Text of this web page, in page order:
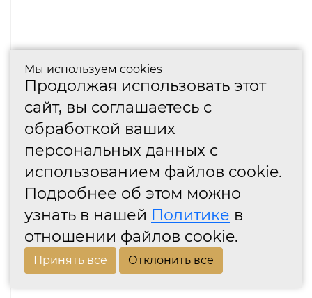
Мы используем cookies
Продолжая использовать этот
сайт, вы соглашаетесь с
обработкой ваших
персональных данных с
использованием файлов cookie.
Подробнее об этом можно
узнать в нашей Политике в
отношении файлов cookie.
Принять все Отклонить все